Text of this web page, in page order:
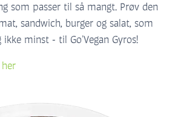
som passer til så mangt. Prøv den
sandwich, burger og salat, som
minst - til Go'Vegan Gyros!